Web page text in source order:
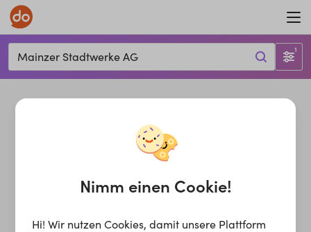
Mainzer Stadtwerke AG 1
Nimm einen Cookie!
Hi! Wir nutzen Cookies, damit unsere Plattform